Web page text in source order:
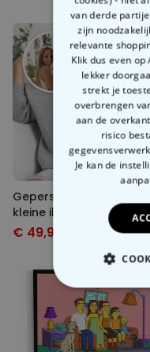
Gepersonaliseerde trui
kleine illustratie
€ 49,99 -22%
van derde
zijn
relevante
Klik dus even op
lekker
strekt je
overbrengen
aan de
risico
Je kan de